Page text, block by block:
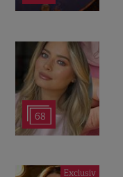
68
Exclusiv